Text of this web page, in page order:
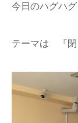
今日のハグハ
テーマは 『閉